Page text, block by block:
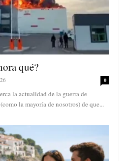
qué?
0
la actualidad de la guerra de
la mayoría de nosotros) de que...